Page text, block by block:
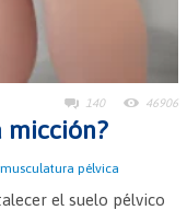
140 46906
micción?
musculatura pélvica
el suelo pélvico